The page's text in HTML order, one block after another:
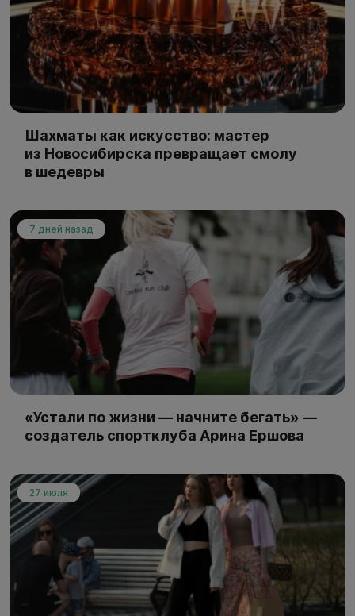
Шахматы как искусство: мастер
из Новосибирска превращает смолу
в шедевры
7 дней назад
«Устали по жизни — начните бегать» —
создатель спортклуба Арина Ершова
27 июля